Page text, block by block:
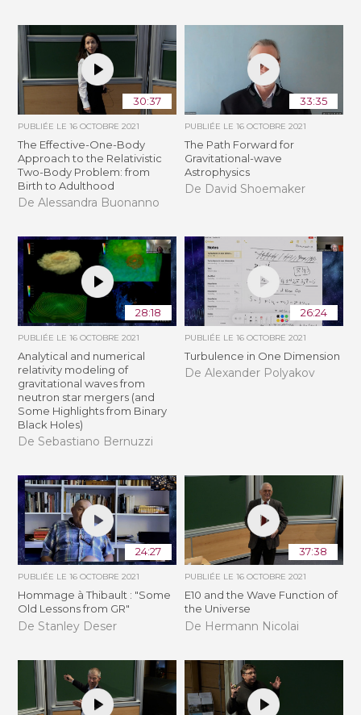
30:37
PUBLIÉE LE16 OCTOBRE 2021
The Effective-One-Body
Approach to the Relativistic
Two-Body Problem: from
Birth to Adulthood
De Alessandra Buonanno
33:35
PUBLIÉE LE 16 OCTOBRE 2021
The Path Forward for
Gravitational-wave
Astrophysics
De David Shoemaker
28:18
PUBLIÉE LE16 OCTOBRE 2021
Analytical and numerical
relativity modeling of
gravitational waves from
neutron star mergers (and
Some Highlights from Binary
Black Holes)
De Sebastiano Bernuzzi
26:24
PUBLIÉE LE 16 OCTOBRE 2021
Turbulence in One Dimension
De Alexander Polyakov
24:27
PUBLIÉE LE16 OCTOBRE 2021
Hommage à Thibault : "Some
Old Lessons from GR"
De Stanley Deser
37:38
PUBLIÉE LE 16 OCTOBRE 2021
E10 and the Wave Function of
the Universe
De Hermann Nicolai